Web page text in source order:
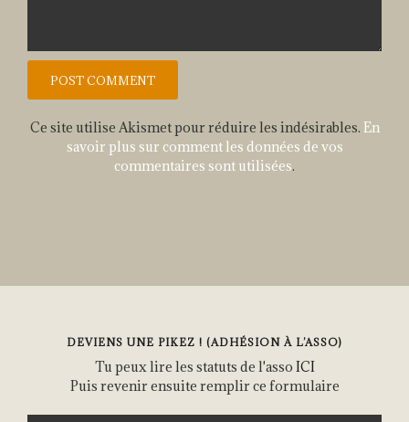
Ce site utilise Akismet pour réduire les indésirables. En
savoir plus sur comment les données de vos
commentaires sont utilisées.
DEVIENS UNE PIKEZ ! (ADHÉSION À L’ASSO)
Tu peux lire les statuts de l'asso ICI
Puis revenir ensuite remplir ce formulaire